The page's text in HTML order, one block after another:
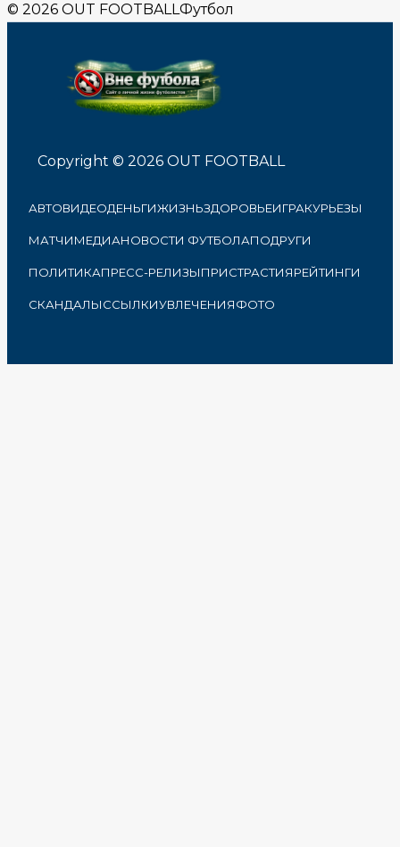
© 2026 OUT FOOTBALLФутбол
Copyright © 2026 OUT FOOTBALL
АВТОВИДЕОДЕНЬГИЖИЗНЬЗДОРОВЬЕИГРАКУРЬЕЗЫ
МАТЧИМЕДИАНОВОСТИ ФУТБОЛАПОДРУГИ
ПОЛИТИКАПРЕСС-РЕЛИЗЫПРИСТРАСТИЯРЕЙТИНГИ
СКАНДАЛЫССЫЛКИУВЛЕЧЕНИЯФОТО